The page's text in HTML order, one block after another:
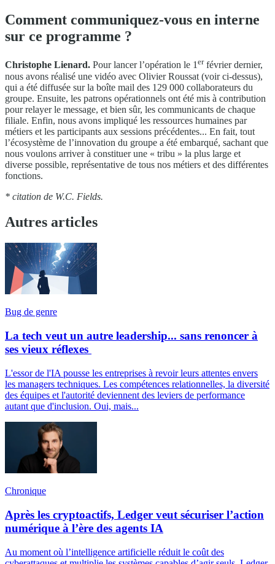
Comment communiquez-vous en interne
sur ce programme ?
Christophe Lienard. Pour lancer l’opération le 1erfévrier dernier,
nous avons réalisé une vidéo avec Olivier Roussat (voir ci-dessus),
qui a été diffusée sur la boîte mail des 129 000 collaborateurs du
groupe. Ensuite, les patrons opérationnels ont été mis à contribution
pour relayer le message, et bien sûr, les communicants de chaque
filiale. Enfin, nous avons impliqué les ressources humaines par
métiers et les participants aux sessions précédentes... En fait, tout
l’écosystème de l’innovation du groupe a été embarqué, sachant que
nous voulons arriver à constituer une « tribu » la plus large et
diverse possible, représentative de tous nos métiers et des différentes
fonctions.
* citation de W.C. Fields.
Autres articles
Bug de genre
La tech veut un autre leadership... sans renoncer à
ses vieux réflexes
L'essor de l'IA pousse les entreprises à revoir leurs attentes envers
les managers techniques. Les compétences relationnelles, la diversité
des équipes et l'autorité deviennent des leviers de performance
autant que d'inclusion. Oui, mais...
Chronique
Après les cryptoactifs, Ledger veut sécuriser l’action
numérique à l’ère des agents IA
Au moment où l’intelligence artificielle réduit le coût des